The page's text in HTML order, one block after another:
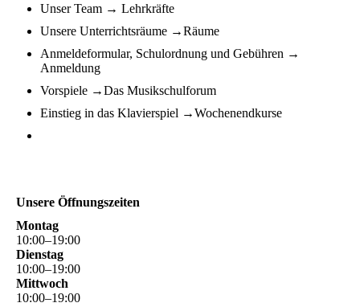
Unser Team → Lehrkräfte
Unsere Unterrichtsräume →Räume
Anmeldeformular, Schulordnung und Gebühren →
Anmeldung
Vorspiele →Das Musikschulforum
Einstieg in das Klavierspiel →Wochenendkurse
Unsere Öffnungszeiten
Montag
10:00–19:00
Dienstag
10:00–19:00
Mittwoch
10:00–19:00